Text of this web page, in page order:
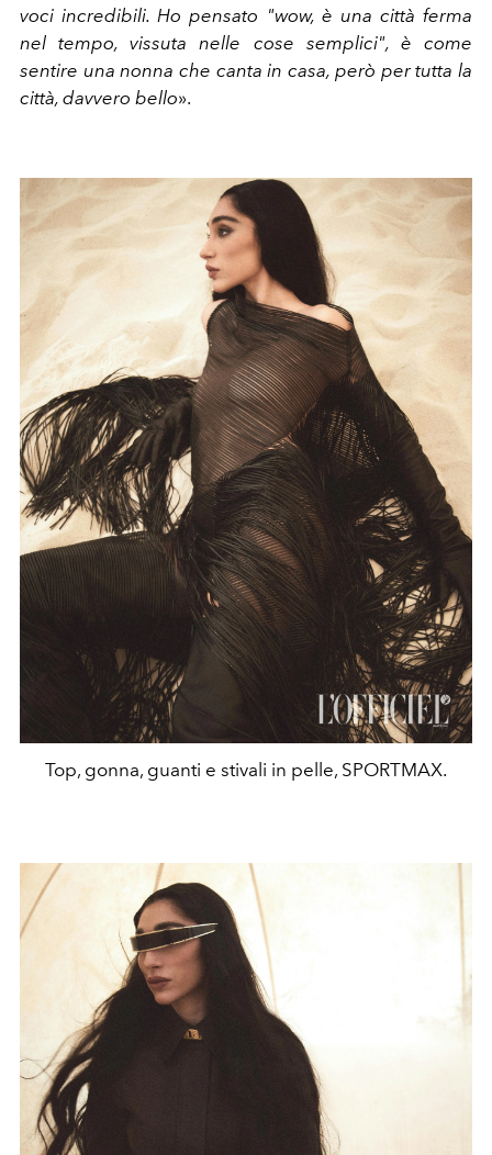
voci incredibili. Ho pensato "wow, è una città ferma
nel tempo, vissuta nelle cose semplici", è come
sentire una nonna che canta in casa, però per tutta la
città, davvero bello».
Top, gonna, guanti e stivali in pelle, SPORTMAX.